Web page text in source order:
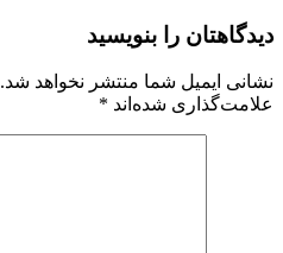
دیدگاهتان را بنویسید
نشانی ایمیل شما منتشر نخواهد شد.
علامت‌گذاری شده‌اند *